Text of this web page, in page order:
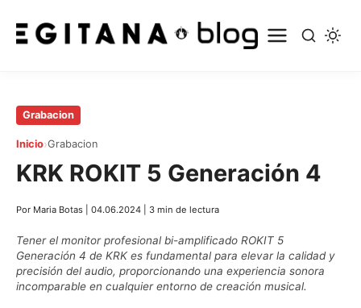
Saltar
principal
Grabacion
Inicio›Grabacion
KRK ROKIT 5 Generación 4
Por Maria Botas 04.06.2024 3 min de lectura
Tener el monitor profesional bi-amplificado ROKIT 5
Generación 4 de KRK es fundamental para elevar la calidad y
precisión del audio, proporcionando una experiencia sonora
incomparable en cualquier entorno de creación musical.